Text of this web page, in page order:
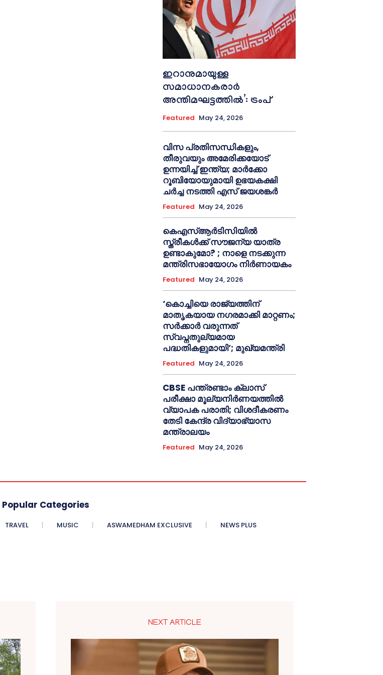
ഇറാനുമായുള്ള
സമാധാനകരാർ
അന്തിമഘട്ടത്തിൽ‌’: ട്രംപ്
Featured May 24, 2026
വിസ പ്രതിസന്ധികളും,
തീരുവയും അമേരിക്കയോട്
ഉന്നയിച്ച് ഇന്ത്യ; മാർക്കോ
റൂബിയോയുമായി ഉഭയകക്ഷി
ചർച്ച നടത്തി എസ് ജയശങ്കർ
Featured May 24, 2026
കെഎസ്ആർടിസിയിൽ
സ്ത്രീകൾക്ക് സൗജന്യ യാത്ര
ഉണ്ടാകുമോ? ; നാളെ നടക്കുന്ന
മന്ത്രിസഭായോഗം നിർണായകം
Featured May 24, 2026
‘കൊച്ചിയെ രാജ്യത്തിന്
മാതൃകയായ നഗരമാക്കി മാറ്റണം;
സർക്കാർ വരുന്നത്
സ്വപ്നതുല്യമായ
പദ്ധതികളുമായി’; മുഖ്യമന്ത്രി
Featured May 24, 2026
CBSE പന്ത്രണ്ടാം ക്ലാസ്
പരീക്ഷാ മൂല്യനിർണയത്തിൽ
വ്യാപക പരാതി; വിശദീകരണം
തേടി കേന്ദ്ര വിദ്യാഭ്യാസ
മന്ത്രാലയം
Featured May 24, 2026
Popular Categories
TRAVEL MUSIC ASWAMEDHAM EXCLUSIVE NEWS PLUS
NEXT ARTICLE